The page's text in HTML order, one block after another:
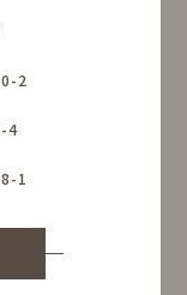
2
4
1